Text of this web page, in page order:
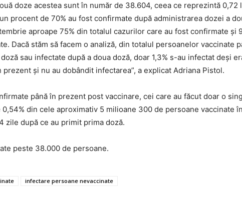
doze acestea sunt în număr de 38.604, ceea ce reprezintă 0,72
procent de 70% au fost confirmate după administrarea dozei a
aproape 75% din totalul cazurilor care au fost confirmate şi
Dacă stăm să facem o analiză, din totalul persoanelor vaccinate
sau infectate după a doua doză, doar 1,3% s-au infectat deşi
şi nu au dobândit infectarea”, a explicat Adriana Pistol.
până în prezent post vaccinare, cei care au făcut doar o
din cele aproximativ 5 milioane 300 de persoane vaccinate
zile după ce au primit prima doză.
peste 38.000 de persoane.
infectare persoane nevaccinate